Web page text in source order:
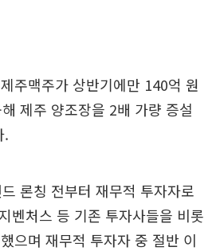
주맥주가 상반기에만 140억 원
제주 양조장을 2배 가량 증설
.
론칭 전부터 재무적 투자자로
벤처스 등 기존 투자사들을 비롯
으며 재무적 투자자 중 절반 이